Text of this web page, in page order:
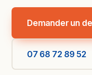
Demander un
07 68 72 89 52